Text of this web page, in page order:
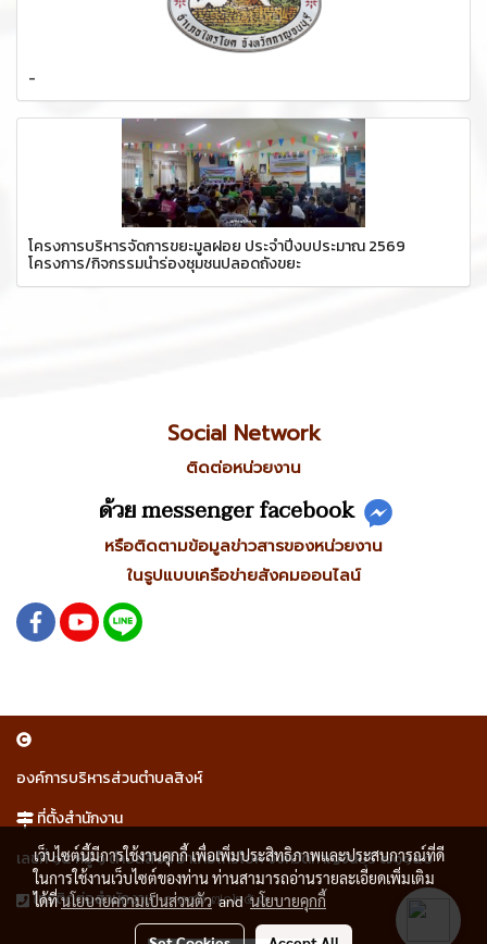
-
โครงการบริหารจัดการขยะมูลฝอย ประจำปีงบประมาณ 2569
โครงการ/กิจกรรมนำร่องชุมชนปลอดถังขยะ
Social Network
ติดต่อหน่วยงาน
ด้วย messenger facebook
หรือติดตามข้อมูลข่าวสารของหน่วยงาน
ในรูปแบบเครือข่ายสังคมออนไลน์
องค์การบริหารส่วนตำบลสิงห์
ที่ตั้งสำนักงาน
เลขที่ ๑๕ หมู่ ๑ ตำบลสิงห์ อำเภอไทรโยค จังหวัดกาญจนบุรี ๗๑๑๕๐
โทรติดต่อสำนักงาน๐ ๓๔๖ ๗๐๒๕ ๓
เว็บไซต์นี้มีการใช้งานคุกกี้ เพื่อเพิ่มประสิทธิภาพและประสบการณ์ที่ดี
ในการใช้งานเว็บไซต์ของท่าน ท่านสามารถอ่านรายละเอียดเพิ่มเติม
ได้ที่นโยบายความเป็นส่วนตัวandนโยบายคุกกี้